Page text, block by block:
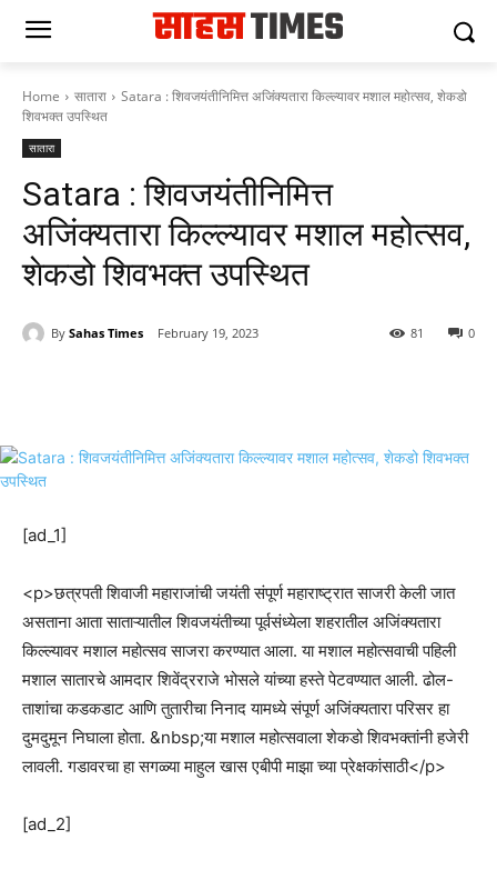
Home सातारा
Satara : शिवजयंतीनिमित्त अजिंक्यतारा किल्ल्यावर मशाल महोत्सव, शेकडो
शिवभक्त उपस्थित
सातारा
Satara : शिवजयंतीनिमित्त
अजिंक्यतारा किल्ल्यावर मशाल महोत्सव,
शेकडो शिवभक्त उपस्थित
By Sahas Times February 19, 2023 0
81
[ad_1]
<p>छत्रपती शिवाजी महाराजांची जयंती संपूर्ण महाराष्ट्रात साजरी केली जात
असताना आता साताऱ्यातील शिवजयंतीच्या पूर्वसंध्येला शहरातील अजिंक्यतारा
किल्ल्यावर मशाल महोत्सव साजरा करण्यात आला. या मशाल महोत्सवाची पहिली
मशाल सातारचे आमदार शिवेंद्रराजे भोसले यांच्या हस्ते पेटवण्यात आली. ढोल-
ताशांचा कडकडाट आणि तुतारीचा निनाद यामध्ये संपूर्ण अजिंक्यतारा परिसर हा
दुमदुमून निघाला होता. &nbsp;या मशाल महोत्सवाला शेकडो शिवभक्तांनी हजेरी
लावली. गडावरचा हा सगळ्या माहुल खास एबीपी माझा च्या प्रेक्षकांसाठी</p>
[ad_2]